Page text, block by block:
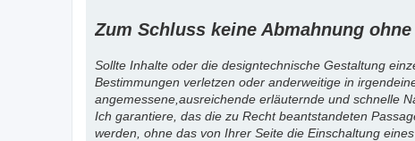
Zum Schluss keine Abmahnung
Sollte Inhalte oder die designtechnische Gestaltung
Bestimmungen verletzen oder anderweitige in
angemessene,ausreichende erläuternde und schnelle
Ich garantiere, das die zu Recht beantstandeten
werden, ohne das von Ihrer Seite die Einschaltung